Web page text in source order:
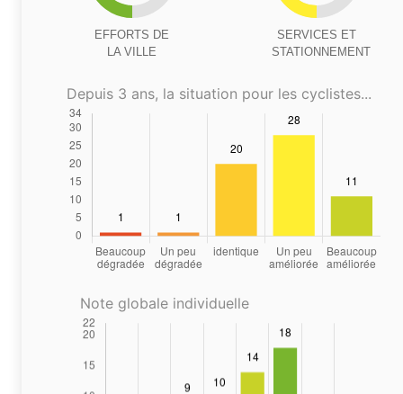
EFFORTS DE
LA VILLE
SERVICES ET
STATIONNEMENT
Depuis 3 ans, la situation pour les cyclistes...
Note globale individuelle